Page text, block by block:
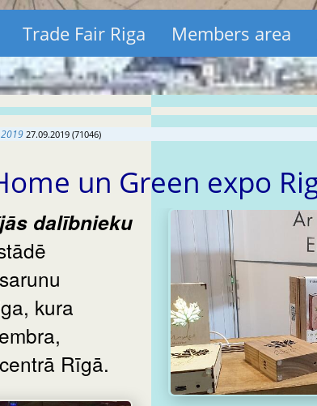
Trade Fair Riga Members area
27.09.2019 (71046)
un Green expo
kura
Rīgā.